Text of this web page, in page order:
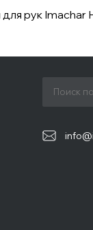
рук Imachar